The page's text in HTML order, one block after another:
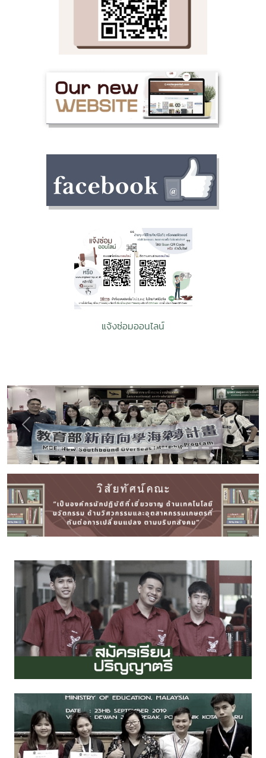
แจ้งซ่อมออนไลน์
Previous Next